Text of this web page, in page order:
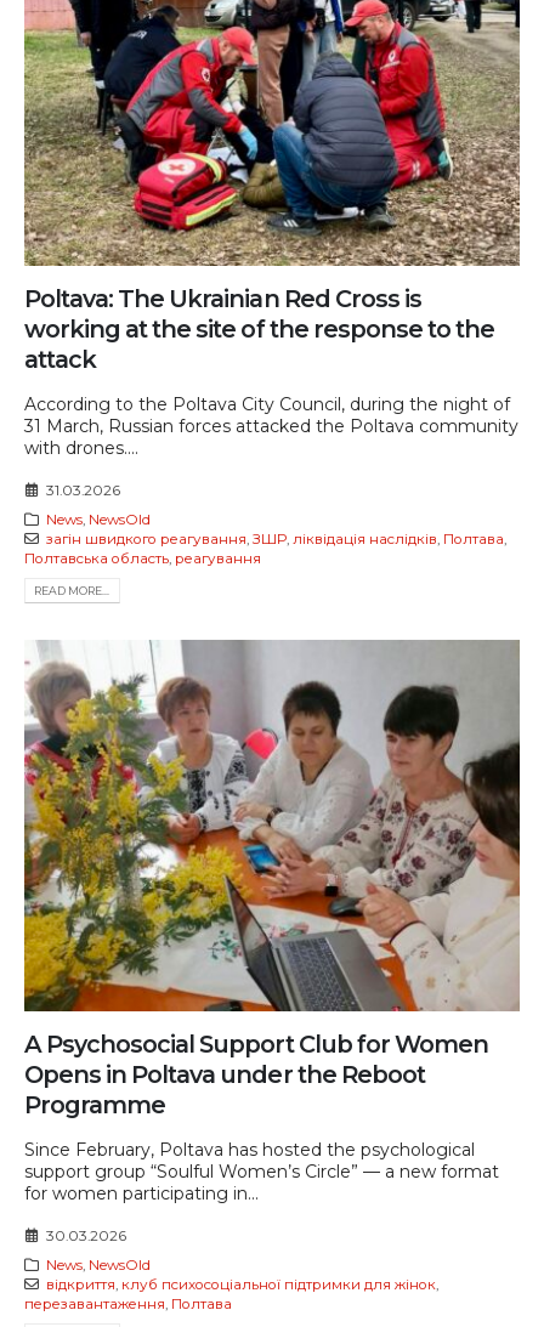
Poltava: The Ukrainian Red Cross is
working at the site of the response to the
attack
According to the Poltava City Council, during the night of
31 March, Russian forces attacked the Poltava community
with drones....
31.03.2026
News, NewsOld
загін швидкого реагування, ЗШР, ліквідація наслідків, Полтава,
Полтавська область, реагування
READ MORE...
A Psychosocial Support Club for Women
Opens in Poltava under the Reboot
Programme
Since February, Poltava has hosted the psychological
support group “Soulful Women’s Circle” — a new format
for women participating in...
30.03.2026
News, NewsOld
відкриття, клуб психосоціальної підтримки для жінок,
перезавантаження, Полтава